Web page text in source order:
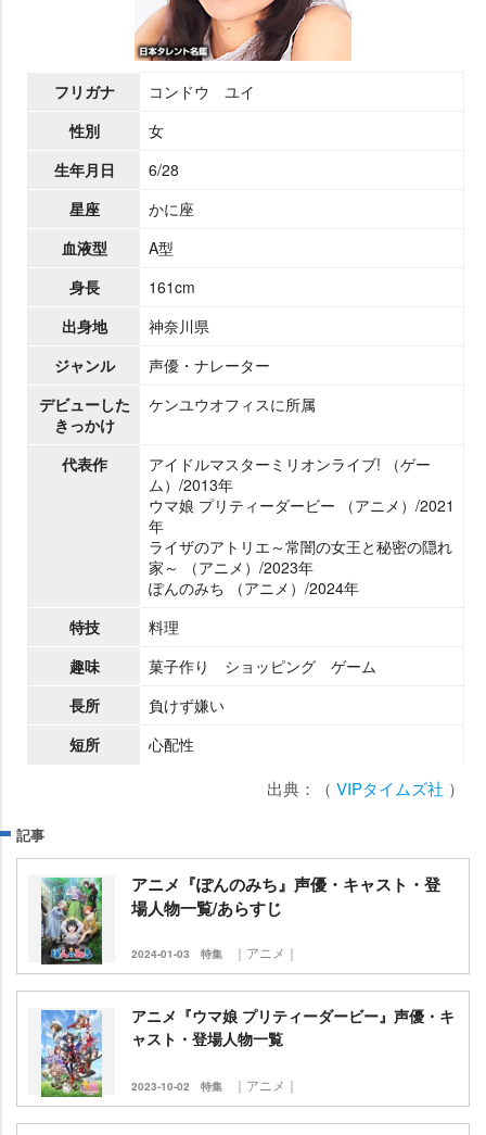
フリガナ
コンドウ ユイ
性別
女
生年月日
6/28
星座
かに座
血液型
A型
身長
161cm
出身地
神奈川県
ジャンル
声優・ナレーター
デビューした
きっかけ
ケンユウオフィスに所属
代表作
アイドルマスターミリオンライブ! （ゲー
ム）/2013年
ウマ娘 プリティーダービー （アニメ）/2021
年
ライザのアトリエ～常闇の女王と秘密の隠れ
家～ （アニメ）/2023年
ぽんのみち （アニメ）/2024年
特技
料理
趣味
菓子作り ショッピング ゲーム
長所
負けず嫌い
短所
心配性
出典：（ VIPタイムズ社 ）
記事
アニメ『ぽんのみち』声優・キャスト・登
場人物一覧/あらすじ
2024-01-03 特集 ｜アニメ｜
アニメ『ウマ娘 プリティーダービー』声優・キ
ャスト・登場人物一覧
2023-10-02 特集 ｜アニメ｜